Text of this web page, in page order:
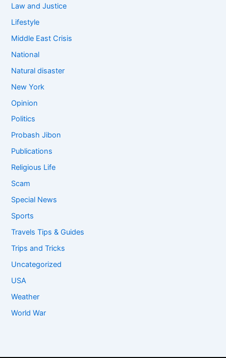
Law and Justice
Lifestyle
Middle East Crisis
National
Natural disaster
New York
Opinion
Politics
Probash Jibon
Publications
Religious Life
Scam
Special News
Sports
Travels Tips & Guides
Trips and Tricks
Uncategorized
USA
Weather
World War